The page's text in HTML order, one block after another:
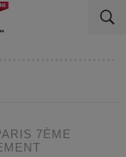
7ÈME